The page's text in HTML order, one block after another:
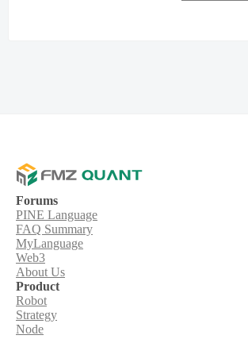
Forums
PINE Language
FAQ Summary
MyLanguage
Web3
About Us
Product
Robot
Strategy
Node